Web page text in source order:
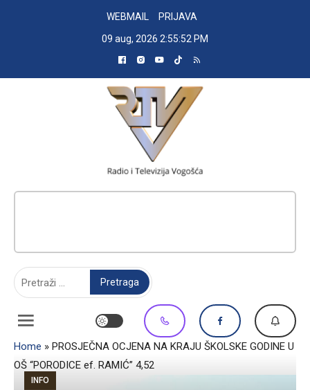
WEBMAIL
PRIJAVA
09 aug, 2026 2:55:52 PM
Home » PROSJEČNA OCJENA NA KRAJU ŠKOLSKE GODINE U
OŠ “PORODICE ef. RAMIĆ” 4,52
INFO